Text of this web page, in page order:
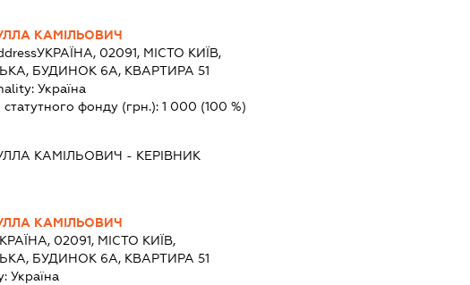
КАМІЛЬОВИЧ
УКРАЇНА, 02091, МІСТО КИЇВ,
БУДИНОК 6А, КВАРТИРА 51
Україна
статутного фонду (грн.): 1 000 (100 %)
КАМІЛЬОВИЧ - КЕРІВНИК
КАМІЛЬОВИЧ
02091, МІСТО КИЇВ,
БУДИНОК 6А, КВАРТИРА 51
Україна